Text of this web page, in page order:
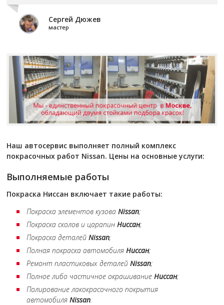
Сергей Дюжев
мастер
Наш автосервис выполняет полный комплекс
покрасочных работ Nissan. Цены на основные услуги:
Выполняемые работы
Покраска Ниссан включает такие работы:
Покраска элементов кузоваNissan;
Покраска сколов и царапинНиссан;
Покраска деталейNissan;
Полная покраска автомобиляНиссан;
Ремонт пластиковых деталейNissan;
Полное либо частичное окрашиваниеНиссан;
Полирование лакокрасочного покрытия
автомобиляNissan